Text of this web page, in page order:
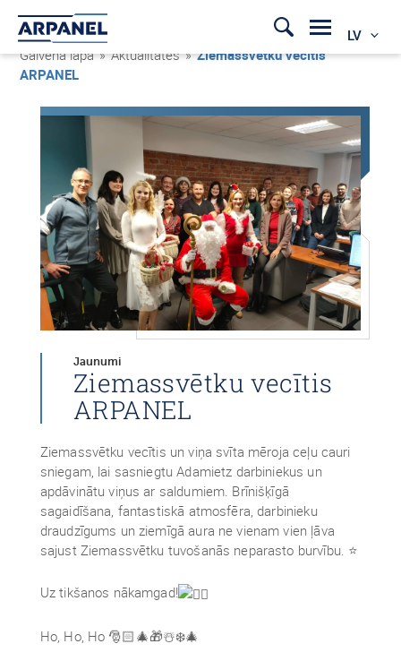
LV
Galvenā lapa » Aktualitātes »Ziemassvētku vecītis
ARPANEL
Jaunumi
Ziemassvētku vecītis
ARPANEL
Ziemassvētku vecītis un viņa svīta mēroja ceļu cauri
sniegam, lai sasniegtu Adamietz darbiniekus un
apdāvinātu viņus ar saldumiem. Brīnišķīgā
sagaidīšana, fantastiskā atmosfēra, darbinieku
draudzīgums un ziemīgā aura ne vienam vien ļāva
sajust Ziemassvētku tuvošanās neparasto burvību. ⭐
Uz tikšanos nākamgad!
Ho, Ho, Ho 🎅🏻🎄🎁☃️❄️🎄